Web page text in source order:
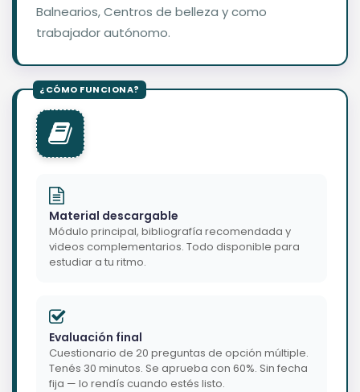
Balnearios, Centros de belleza y como
trabajador autónomo.
Material descargable
Módulo principal, bibliografía recomendada y
videos complementarios. Todo disponible para
estudiar a tu ritmo.
Evaluación final
Cuestionario de 20 preguntas de opción múltiple.
Tenés 30 minutos. Se aprueba con 60%. Sin fecha
fija — lo rendís cuando estés listo.